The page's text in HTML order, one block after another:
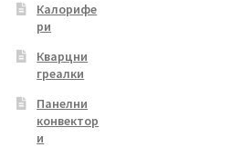
Калорифе
ри
Кварцни
греалки
Панелни
конвектор
и